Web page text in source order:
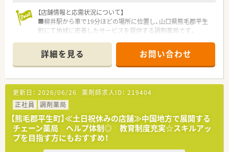
【店舗情報と応需状況について】
■柳井駅から車で19分ほどの場所に位置し、山口県熊毛郡平生
町にて地域に密着したサービスを提供する調剤薬局です。
需科目や具体的な処方箋枚数は現在のところ未公開です。
■現在は60代の女性薬剤師が常勤1名とパート1名の体制で在籍
しており、少人数で協力しながら日々の業務を行っています。
【募集背景と求める人物像について】
■長年店舗を支えてこられたスタッフの定年退職に伴う欠員補
充のため、新しい正社員の薬剤師を募集しております。
■調剤の実務経験がある方はもちろん、実務経験がない未経験の
方からのご応募も積極的に受け付けている状況です。
■周囲のスタッフと円滑に連携しながら、患者様に対して明るく
丁寧なコミュニケーションを取れる方を求めています。
詳細を見る お問い合わせ
更新日： 2026/06/26 薬剤師求人ID： 219404
正社員
調剤薬局
【熊毛郡平生町】≪土日祝休みの店舗≫中国地方で展開する
チェーン薬局 ヘルプ体制◎ 教育制度充実☆スキルアッ
プを目指す方にもおすすめ！